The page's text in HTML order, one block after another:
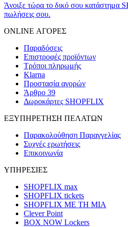
Άνοιξε τώρα το δικό σου κατάστημα
πωλήσεις σου.
ONLINE ΑΓΟΡΕΣ
Παραδόσεις
Επιστροφές προϊόντων
Τρόποι πληρωμής
Klarna
Προστασία αγορών
Άρθρο 39
Δωροκάρτες SHOPFLIX
ΕΞΥΠΗΡΕΤΗΣΗ ΠΕΛΑΤΩΝ
Παρακολούθηση Παραγγελίας
Συχνές ερωτήσεις
Επικοινωνία
ΥΠΗΡΕΣΙΕΣ
SHOPFLIX max
SHOPFLIX tickets
SHOPFLIX ΜΕ ΤΗ ΜΙΑ
Clever Point
BOX NOW Lockers